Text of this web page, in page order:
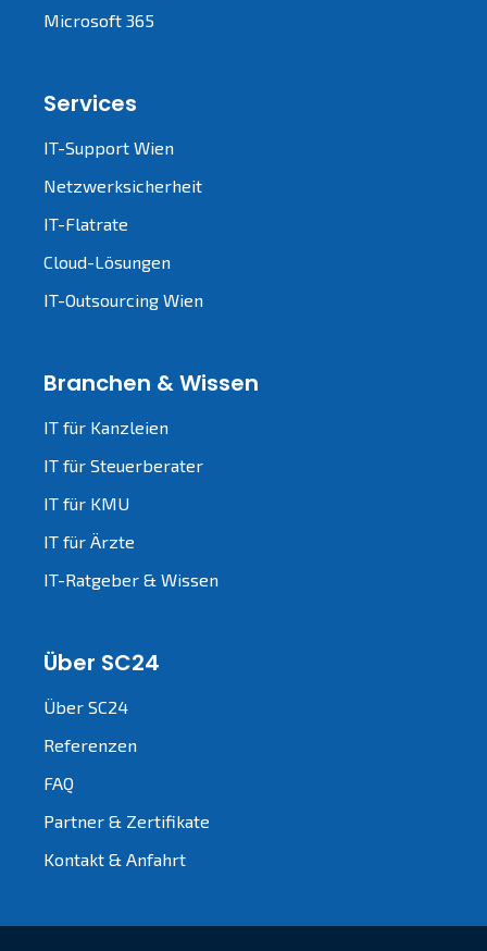
Microsoft 365
Services
IT-Support Wien
Netzwerksicherheit
IT-Flatrate
Cloud-Lösungen
IT-Outsourcing Wien
Branchen & Wissen
IT für Kanzleien
IT für Steuerberater
IT für KMU
IT für Ärzte
IT-Ratgeber & Wissen
Über SC24
Über SC24
Referenzen
FAQ
Partner & Zertifikate
Kontakt & Anfahrt